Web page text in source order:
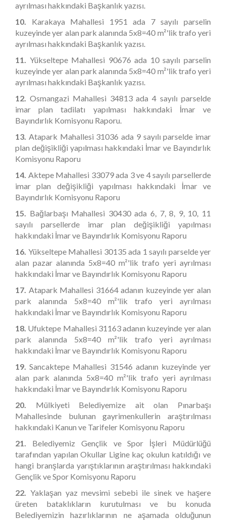
ayrılması hakkındaki Başkanlık yazısı.
10. Karakaya Mahallesi 1951 ada 7 sayılı parselin
kuzeyinde yer alan park alanında 5x8=40 m²'lik trafo yeri
ayrılması hakkındaki Başkanlık yazısı.
11. Yükseltepe Mahallesi 90676 ada 10 sayılı parselin
kuzeyinde yer alan park alanında 5x8=40 m²'lik trafo yeri
ayrılması hakkındaki Başkanlık yazısı.
12. Osmangazi Mahallesi 34813 ada 4 sayılı parselde
imar plan tadilatı yapılması hakkındaki İmar ve
Bayındırlık Komisyonu Raporu.
13. Atapark Mahallesi 31036 ada 9 sayılı parselde imar
plan değişikliği yapılması hakkındaki İmar ve Bayındırlık
Komisyonu Raporu
14. Aktepe Mahallesi 33079 ada 3 ve 4 sayılı parsellerde
imar plan değişikliği yapılması hakkındaki İmar ve
Bayındırlık Komisyonu Raporu
15. Bağlarbaşı Mahallesi 30430 ada 6, 7, 8, 9, 10, 11
sayılı parsellerde imar plan değişikliği yapılması
hakkındaki İmar ve Bayındırlık Komisyonu Raporu
16. Yükseltepe Mahallesi 30135 ada 1 sayılı parselde yer
alan pazar alanında 5x8=40 m²'lik trafo yeri ayrılması
hakkındaki İmar ve Bayındırlık Komisyonu Raporu
17. Atapark Mahallesi 31664 adanın kuzeyinde yer alan
park alanında 5x8=40 m²'lik trafo yeri ayrılması
hakkındaki İmar ve Bayındırlık Komisyonu Raporu
18. Ufuktepe Mahallesi 31163 adanın kuzeyinde yer alan
park alanında 5x8=40 m²'lik trafo yeri ayrılması
hakkındaki İmar ve Bayındırlık Komisyonu Raporu
19.Sancaktepe Mahallesi 31546 adanın kuzeyinde yer
alan park alanında 5x8=40 m²'lik trafo yeri ayrılması
hakkındaki İmar ve Bayındırlık Komisyonu Raporu
20. Mülkiyeti Belediyemize ait olan Pınarbaşı
Mahallesinde bulunan gayrimenkullerin araştırılması
hakkındaki Kanun ve Tarifeler Komisyonu Raporu
21. Belediyemiz Gençlik ve Spor İşleri Müdürlüğü
tarafından yapılan Okullar Ligine kaç okulun katıldığı ve
hangi branşlarda yarıştıklarının araştırılması hakkındaki
Gençlik ve Spor Komisyonu Raporu
22. Yaklaşan yaz mevsimi sebebi ile sinek ve haşere
üreten bataklıkların kurutulması ve bu konuda
Belediyemizin hazırlıklarının ne aşamada olduğunun